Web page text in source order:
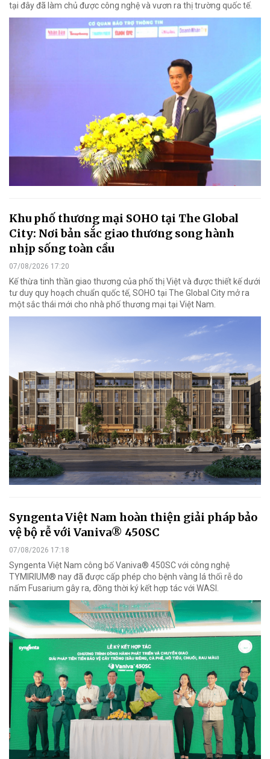
tại đây đã làm chủ được công nghệ và vươn ra thị trường quốc tế.
Khu phố thương mại SOHO tại The Global
City: Nơi bản sắc giao thương song hành
nhịp sống toàn cầu
07/08/2026 17:20
Kế thừa tinh thần giao thương của phố thị Việt và được thiết kế dưới
tư duy quy hoạch chuẩn quốc tế, SOHO tại The Global City mở ra
một sắc thái mới cho nhà phố thương mại tại Việt Nam.
Syngenta Việt Nam hoàn thiện giải pháp bảo
vệ bộ rễ với Vaniva® 450SC
07/08/2026 17:18
Syngenta Việt Nam công bố Vaniva® 450SC với công nghệ
TYMIRIUM® nay đã được cấp phép cho bệnh vàng lá thối rễ do
nấm Fusarium gây ra, đồng thời ký kết hợp tác với WASI.